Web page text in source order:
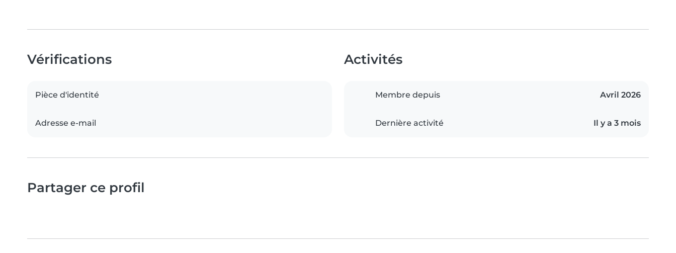
Vérifications
Pièce d'identité
Adresse e-mail
Activités
Membre depuis Avril 2026
Dernière activité Il y a 3 mois
Partager ce profil